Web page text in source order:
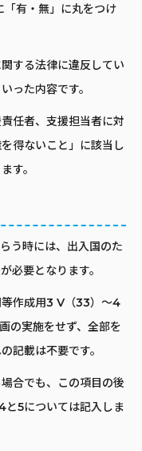
有・無」に丸をつけ
する法律に違反してい
った内容です。
任者、支援担当者に対
得ないこと」に該当し
す。
う時には、出入国のた
必要となります。
等作成用3 V（33）〜4
の実施をせず、全部を
記載は不要です。
合でも、この項目の後
5については記入しま